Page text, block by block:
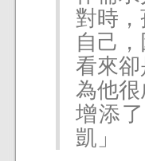
對時
自己
看來
為他
增添
凱」